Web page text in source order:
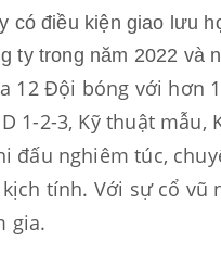
có điều kiện giao lưu
ty trong năm 2022 và
Đội bóng với hơn
1-2-3, Kỹ thuật mẫu,
nghiêm túc,
tính. Với sự cổ
gia.